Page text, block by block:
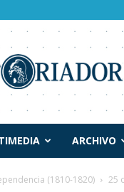
ARCHIVO
(1810-1820) 25